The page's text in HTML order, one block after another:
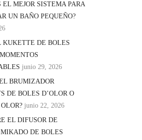
EL MEJOR SISTEMA PARA
UN BAÑO PEQUEÑO?
KUKETTE DE BOLES
junio 29, 2026
BRUMIZADOR
DE BOLES D’OLOR O
junio 22, 2026
EL DIFUSOR DE
DE BOLES